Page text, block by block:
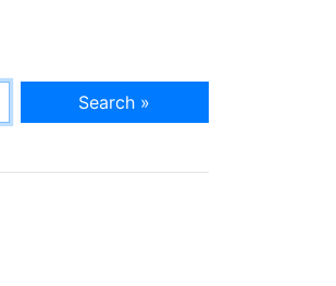
Search »